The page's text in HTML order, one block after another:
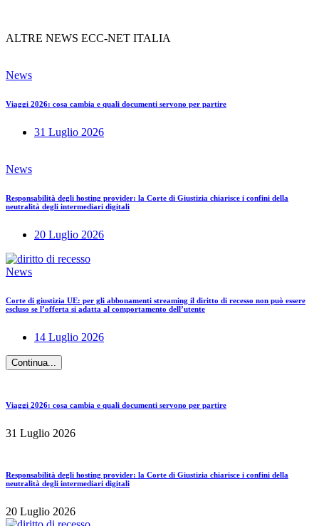
ALTRE NEWS ECC-NET ITALIA
News
Viaggi 2026: cosa cambia e quali documenti servono per partire
31 Luglio 2026
News
Responsabilità degli hosting provider: la Corte di Giustizia chiarisce i confini della
neutralità degli intermediari digitali
20 Luglio 2026
News
Corte di giustizia UE: per gli abbonamenti streaming il diritto di recesso non può essere
escluso se l’offerta si adatta al comportamento dell’utente
14 Luglio 2026
Continua...
Viaggi 2026: cosa cambia e quali documenti servono per partire
31 Luglio 2026
Responsabilità degli hosting provider: la Corte di Giustizia chiarisce i confini della
neutralità degli intermediari digitali
20 Luglio 2026